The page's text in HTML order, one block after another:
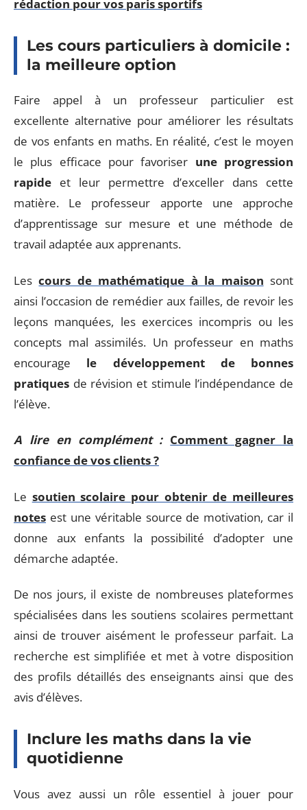
rédaction pour vos paris sportifs
Les cours particuliers à domicile :
la meilleure option
Faire appel à un professeur particulier est
excellente alternative pour améliorer les résultats
de vos enfants en maths. En réalité, c’est le moyen
le plus efficace pour favoriser une progression
rapide et leur permettre d’exceller dans cette
matière. Le professeur apporte une approche
d’apprentissage sur mesure et une méthode de
travail adaptée aux apprenants.
Lescours de mathématique à la maison sont
ainsi l’occasion de remédier aux failles, de revoir les
leçons manquées, les exercices incompris ou les
concepts mal assimilés. Un professeur en maths
encourage le développement de bonnes
pratiques de révision et stimule l’indépendance de
l’élève.
A lire en complément : Comment gagner la
confiance de vos clients ?
Le soutien scolaire pour obtenir de meilleures
notes est une véritable source de motivation, car il
donne aux enfants la possibilité d’adopter une
démarche adaptée.
De nos jours, il existe de nombreuses plateformes
spécialisées dans les soutiens scolaires permettant
ainsi de trouver aisément le professeur parfait. La
recherche est simplifiée et met à votre disposition
des profils détaillés des enseignants ainsi que des
avis d’élèves.
Inclure les maths dans la vie
quotidienne
Vous avez aussi un rôle essentiel à jouer pour